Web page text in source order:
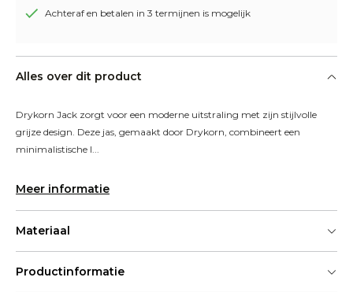
Achteraf en betalen in 3 termijnen is mogelijk
Alles over dit product
Drykorn Jack zorgt voor een moderne uitstraling met zijn stijlvolle
grijze design. Deze jas, gemaakt door Drykorn, combineert een
minimalistische l...
Meer informatie
Materiaal
Productinformatie